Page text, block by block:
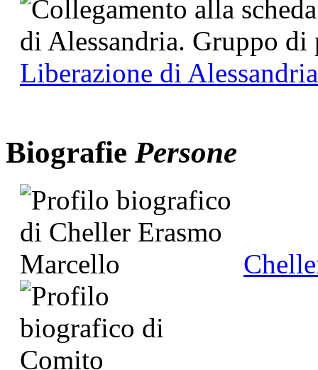
Liberazione di
Biografie Persone